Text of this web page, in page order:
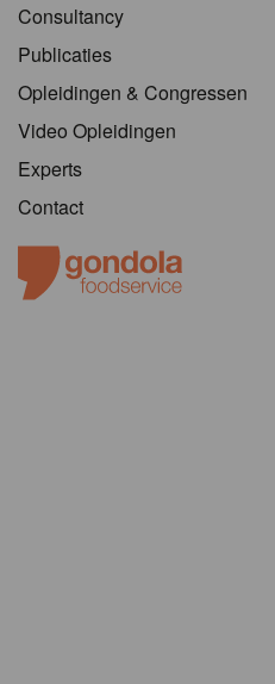
Consultancy
Publicaties
Opleidingen & Congressen
Video Opleidingen
Experts
Contact